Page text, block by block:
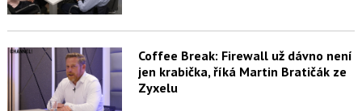
Coffee Break: Firewall už dávno není
jen krabička, říká Martin Bratičák ze
Zyxelu